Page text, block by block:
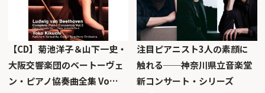
【CD】菊池洋子＆山下一史・
大阪交響楽団のベートーヴェ
ン・ピアノ協奏曲全集 Vo…
注目ピアニスト3人の素顔に
触れる──神奈川県立音楽堂
新コンサート・シリーズ